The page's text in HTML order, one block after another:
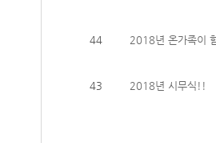
44 2018년 온가족이
43 2018년 시무식!!